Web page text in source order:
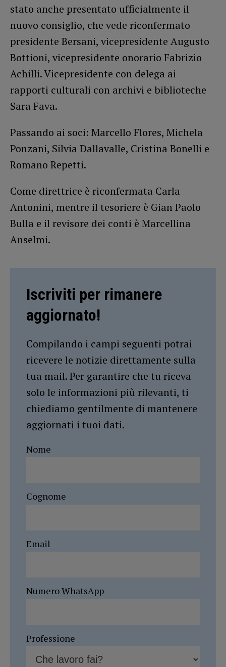
stato anche presentato ufficialmente il
nuovo consiglio, che vede riconfermato
presidente Bersani, vicepresidente Augusto
Bottioni, vicepresidente onorario Fabrizio
Achilli. Vicepresidente con delega ai
rapporti culturali con archivi e biblioteche
Sara Fava.
Passando ai soci: Marcello Flores, Michela
Ponzani, Silvia Dallavalle, Cristina Bonelli e
Romano Repetti.
Come direttrice è riconfermata Carla
Antonini, mentre il tesoriere è Gian Paolo
Bulla e il revisore dei conti è Marcellina
Anselmi.
Iscriviti per rimanere
aggiornato!
Compilando i campi seguenti potrai
ricevere le notizie direttamente sulla
tua mail. Per garantire che tu riceva
solo le informazioni più rilevanti, ti
chiediamo gentilmente di mantenere
aggiornati i tuoi dati.
Nome
Cognome
Email
Numero WhatsApp
Professione